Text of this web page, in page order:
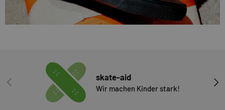
VORHERIGE skate-aid
Wir machen Kinder stark!